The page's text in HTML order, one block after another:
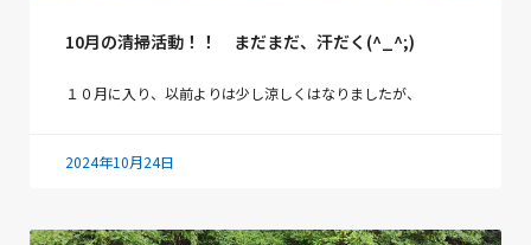
10月の清掃活動！！ まだまだ、汗だく(^_^;)
１０月に入り、以前よりは少し涼しくはなりましたが、
2024年10月24日